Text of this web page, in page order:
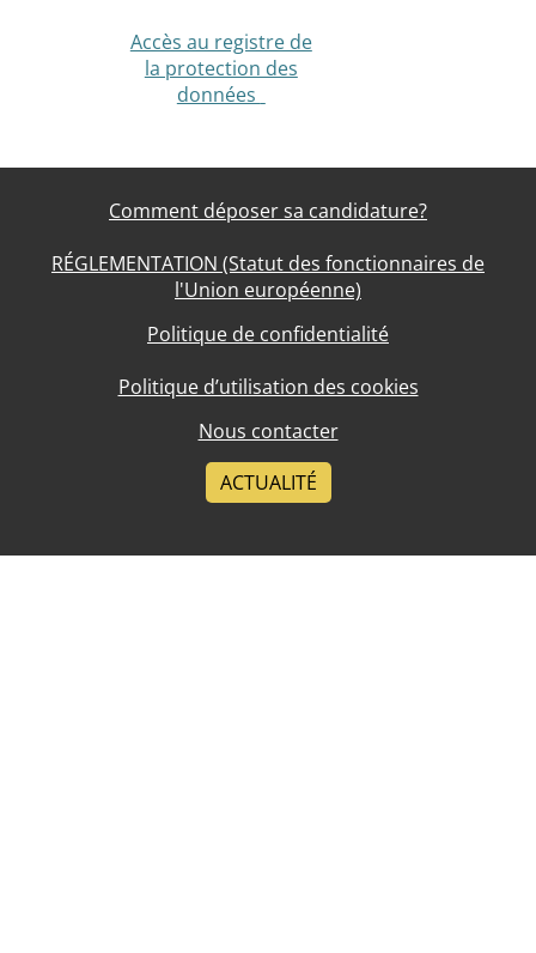
Accès au registre de
la protection des
données
Comment déposer sa candidature?
RÉGLEMENTATION (Statut des fonctionnaires de
l'Union européenne)
Politique de confidentialité
Politique d’utilisation des cookies
Nous contacter
ACTUALITÉ